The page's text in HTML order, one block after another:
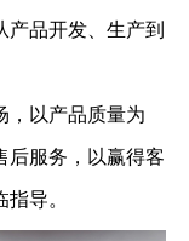
品开发、生产到
，以产品质量为
后服务，以赢得客
导。